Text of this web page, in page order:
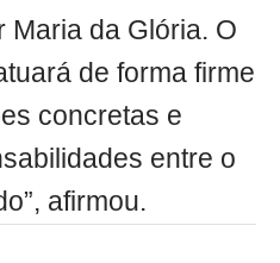
Maria da Glória. O
de forma firme
concretas e
entre o
afirmou.